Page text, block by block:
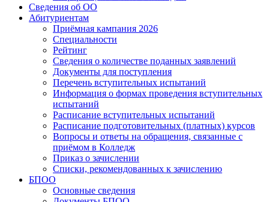
Сведения об ОО
Абитуриентам
Приёмная кампания 2026
Специальности
Рейтинг
Сведения о количестве поданных заявлений
Документы для поступления
Перечень вступительных испытаний
Информация о формах проведения вступительных
испытаний
Расписание вступительных испытаний
Расписание подготовительных (платных) курсов
Вопросы и ответы на обращения, связанные с
приёмом в Колледж
Приказ о зачислении
Списки, рекомендованных к зачислению
БПОО
Основные сведения